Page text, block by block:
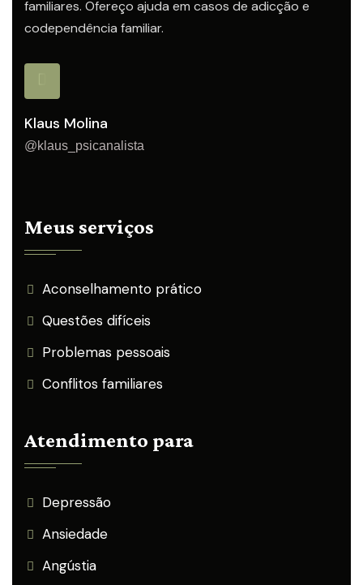
familiares. Ofereço ajuda em casos de adicção e
codependência familiar.
Klaus Molina
@klaus_psicanalista
Meus serviços
Aconselhamento prático
Questões difíceis
Problemas pessoais
Conflitos familiares
Atendimento para
Depressão
Ansiedade
Angústia